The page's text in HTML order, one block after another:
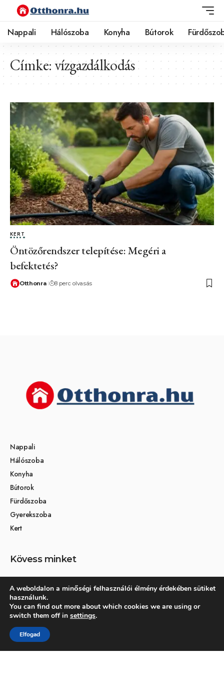
Nappali Hálószoba Konyha Bútorok
Címke:vízgazdálkodás
KERT
Öntözőrendszer telepítése: Megéri a
befektetés?
Otthonra 8 perc olvasás
Nappali
Hálószoba
Konyha
Bútorok
Fürdőszoba
Gyerekszoba
Kert
Kövess minket
Társoldalak
Otthon és dekoráció
Kertikék kertmagazin
A weboldalon a minőségi felhasználói élmény érdekében sütiket
használunk.
You can find out more about which cookies we are using or
switch them off in settings.
Elfogad